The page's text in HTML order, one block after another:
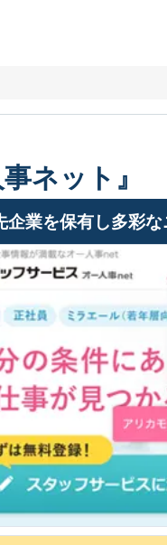
ネット』
企業を保有し多彩